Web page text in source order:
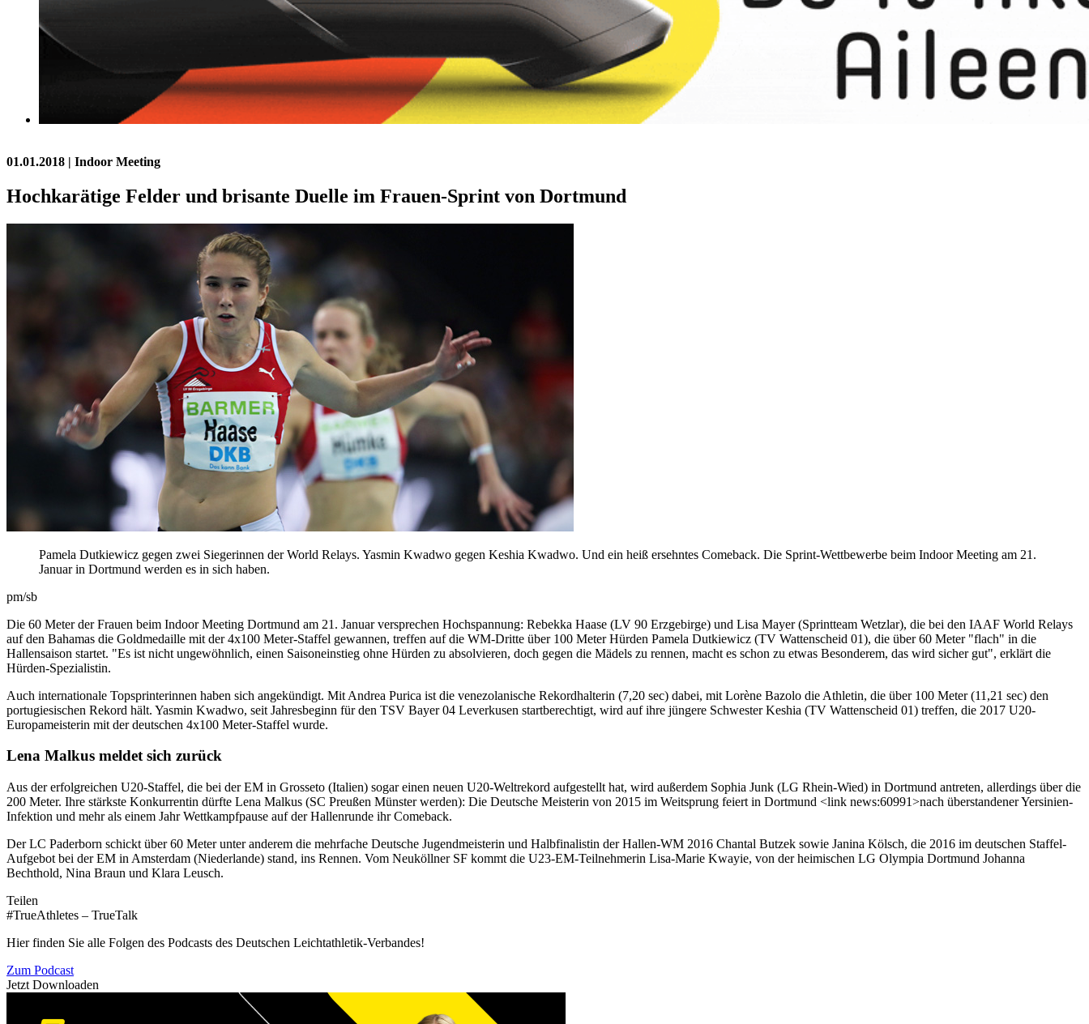
01.01.2018 | Indoor Meeting
Hochkarätige Felder und brisante Duelle im Frauen-Sprint von Dortmund
Pamela Dutkiewicz gegen zwei Siegerinnen der World Relays. Yasmin Kwadwo gegen Keshia Kwadwo. Und ein heiß ersehntes Comeback. Die Sprint-Wettbewerbe beim Indoor Meeting am 21.
Januar in Dortmund werden es in sich haben.
pm/sb
Die 60 Meter der Frauen beim Indoor Meeting Dortmund am 21. Januar versprechen Hochspannung: Rebekka Haase (LV 90 Erzgebirge) und Lisa Mayer (Sprintteam Wetzlar), die bei den IAAF World Relays
auf den Bahamas die Goldmedaille mit der 4x100 Meter-Staffel gewannen, treffen auf die WM-Dritte über 100 Meter Hürden Pamela Dutkiewicz (TV Wattenscheid 01), die über 60 Meter "flach" in die
Hallensaison startet. "Es ist nicht ungewöhnlich, einen Saisoneinstieg ohne Hürden zu absolvieren, doch gegen die Mädels zu rennen, macht es schon zu etwas Besonderem, das wird sicher gut", erklärt die
Hürden-Spezialistin.
Auch internationale Topsprinterinnen haben sich angekündigt. Mit Andrea Purica ist die venezolanische Rekordhalterin (7,20 sec) dabei, mit Lorène Bazolo die Athletin, die über 100 Meter (11,21 sec) den
portugiesischen Rekord hält. Yasmin Kwadwo, seit Jahresbeginn für den TSV Bayer 04 Leverkusen startberechtigt, wird auf ihre jüngere Schwester Keshia (TV Wattenscheid 01) treffen, die 2017 U20-
Europameisterin mit der deutschen 4x100 Meter-Staffel wurde.
Lena Malkus meldet sich zurück
Aus der erfolgreichen U20-Staffel, die bei der EM in Grosseto (Italien) sogar einen neuen U20-Weltrekord aufgestellt hat, wird außerdem Sophia Junk (LG Rhein-Wied) in Dortmund antreten, allerdings über die
200 Meter. Ihre stärkste Konkurrentin dürfte Lena Malkus (SC Preußen Münster werden): Die Deutsche Meisterin von 2015 im Weitsprung feiert in Dortmund <link news:60991>nach überstandener Yersinien-
Infektion und mehr als einem Jahr Wettkampfpause auf der Hallenrunde ihr Comeback.
Der LC Paderborn schickt über 60 Meter unter anderem die mehrfache Deutsche Jugendmeisterin und Halbfinalistin der Hallen-WM 2016 Chantal Butzek sowie Janina Kölsch, die 2016 im deutschen Staffel-
Aufgebot bei der EM in Amsterdam (Niederlande) stand, ins Rennen. Vom Neuköllner SF kommt die U23-EM-Teilnehmerin Lisa-Marie Kwayie, von der heimischen LG Olympia Dortmund Johanna
Bechthold, Nina Braun und Klara Leusch.
Teilen
#TrueAthletes – TrueTalk
Hier finden Sie alle Folgen des Podcasts des Deutschen Leichtathletik-Verbandes!
Zum Podcast
Jetzt Downloaden